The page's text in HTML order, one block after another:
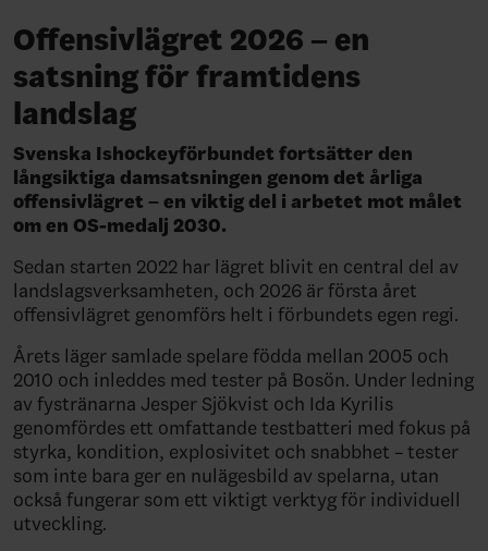
Offensivlägret 2026 – en
satsning för framtidens
landslag
Svenska Ishockeyförbundet fortsätter den
långsiktiga damsatsningen genom det årliga
offensivlägret – en viktig del i arbetet mot målet
om en OS-medalj 2030.
Sedan starten 2022 har lägret blivit en central del av
landslagsverksamheten, och 2026 är första året
offensivlägret genomförs helt i förbundets egen regi.
Årets läger samlade spelare födda mellan 2005 och
2010 och inleddes med tester på Bosön. Under ledning
av fystränarna Jesper Sjökvist och Ida Kyrilis
genomfördes ett omfattande testbatteri med fokus på
styrka, kondition, explosivitet och snabbhet – tester
som inte bara ger en nulägesbild av spelarna, utan
också fungerar som ett viktigt verktyg för individuell
utveckling.